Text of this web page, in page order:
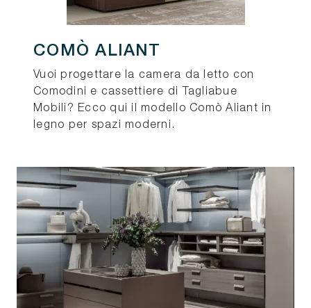
COMÒ ALIANT
Vuoi progettare la camera da letto con
Comodini e cassettiere di Tagliabue
Mobili? Ecco qui il modello Comò Aliant in
legno per spazi moderni.